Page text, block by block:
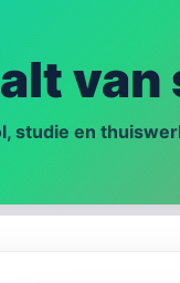
van
studie en